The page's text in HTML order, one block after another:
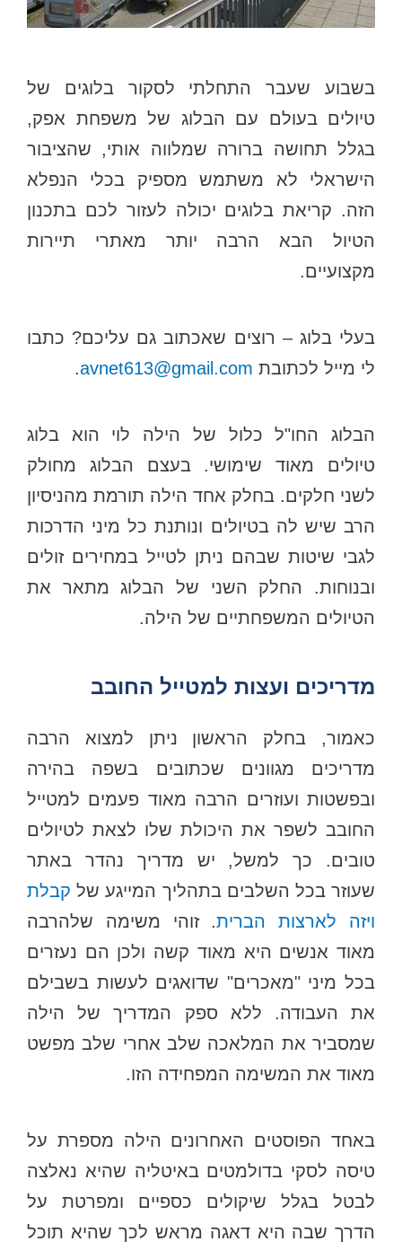
בשבוע שעבר התחלתי לסקור בלוגים של
טיולים בעולם עם הבלוג של משפחת אפק,
בגלל תחושה ברורה שמלווה אותי, שהציבור
הישראלי לא משתמש מספיק בכלי הנפלא
הזה. קריאת בלוגים יכולה לעזור לכם בתכנון
הטיול הבא הרבה יותר מאתרי תיירות
מקצועיים.
בעלי בלוג – רוצים שאכתוב גם עליכם? כתבו
לי מייל לכתובת avnet613@gmail.com
.
הבלוג החו"ל כלול של הילה לוי הוא בלוג
טיולים מאוד שימושי. בעצם הבלוג מחולק
לשני חלקים. בחלק אחד הילה תורמת מהניסיון
הרב שיש לה בטיולים ונותנת כל מיני הדרכות
לגבי שיטות שבהם ניתן לטייל במחירים זולים
ובנוחות. החלק השני של הבלוג מתאר את
הטיולים המשפחתיים של הילה.
מדריכים ועצות למטייל החובב
כאמור, בחלק הראשון ניתן למצוא הרבה
מדריכים מגוונים שכתובים בשפה בהירה
ובפשטות ועוזרים הרבה מאוד פעמים למטייל
החובב לשפר את היכולת שלו לצאת לטיולים
טובים. כך למשל, יש מדריך נהדר באתר
שעוזר בכל השלבים בתהליך המייגע של קבלת
ויזה לארצות הברית. זוהי משימה שלהרבה
מאוד אנשים היא מאוד קשה ולכן הם נעזרים
בכל מיני "מאכרים" שדואגים לעשות בשבילם
את העבודה. ללא ספק המדריך של הילה
שמסביר את המלאכה שלב אחרי שלב מפשט
מאוד את המשימה המפחידה הזו.
באחד הפוסטים האחרונים הילה מספרת על
טיסה לסקי בדולמטים באיטליה שהיא נאלצה
לבטל בגלל שיקולים כספיים ומפרטת על
הדרך שבה היא דאגה מראש לכך שהיא תוכל